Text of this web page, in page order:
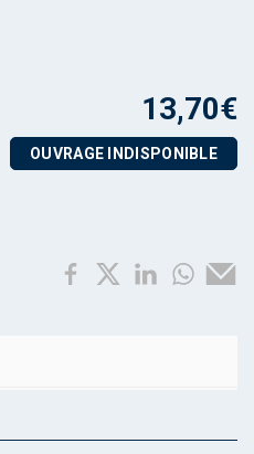
13,70€
OUVRAGE INDISPONIBLE